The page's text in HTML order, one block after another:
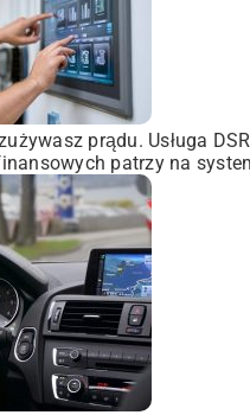
prądu. Usługa
patrzy na